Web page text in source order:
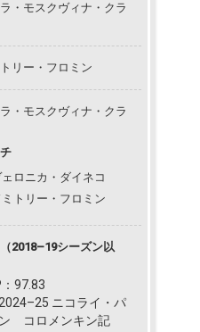
・モスクヴィナ・クラ
トリー・フロミン
・モスクヴィナ・クラ
ェロニカ・ダイネコ
ミトリー・フロミン
2018–19シーズン以
97.83
2024–25 ニコライ・パ
゠コロメンキン記